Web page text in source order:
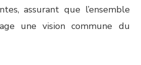
assurant que l’ensemble
une vision commune du